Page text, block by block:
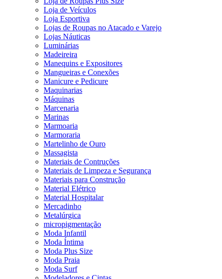
Loja de Veículos
Loja Esportiva
Lojas de Roupas no Atacado e Varejo
Lojas Náuticas
Luminárias
Madeireira
Manequins e Expositores
Mangueiras e Conexões
Manicure e Pedicure
Maquinarias
Máquinas
Marcenaria
Marinas
Marmoaria
Marmoraria
Martelinho de Ouro
Massagista
Materiais de Contruções
Materiais de Limpeza e Segurança
Materiais para Construção
Material Elétrico
Material Hospitalar
Mercadinho
Metalúrgica
micropigmentação
Moda Infantil
Moda Íntima
Moda Plus Size
Moda Praia
Moda Surf